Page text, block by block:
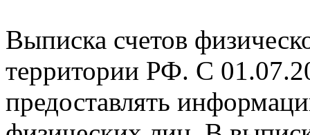
Выписка счетов
территории РФ. С
предоставлять